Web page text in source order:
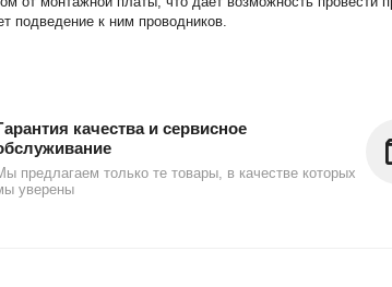
подведение к ним проводников.
качества и сервисное
предлагаем только те товары, в качестве которых
уверены